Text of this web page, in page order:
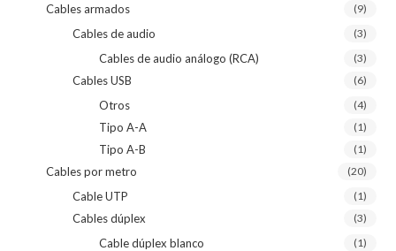
Cables armados (9)
Cables de audio (3)
Cables de audio análogo (RCA) (3)
Cables USB (6)
Otros (4)
Tipo A-A (1)
Tipo A-B (1)
Cables por metro (20)
Cable UTP (1)
Cables dúplex (3)
Cable dúplex blanco (1)